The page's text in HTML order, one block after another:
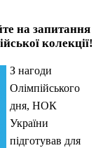
на запитання
колекції!
З нагоди
Олімпійського
дня, НОК
України
підготував для